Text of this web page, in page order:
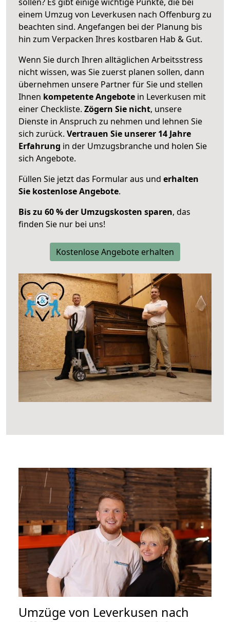
einem Umzug von Leverkusen nach Offenburg zu
beachten sind. Angefangen bei der Planung bis
hin zum Verpacken Ihres kostbaren Hab & Gut.
Wenn Sie durch Ihren alltäglichen Arbeitsstress
nicht wissen, was Sie zuerst planen sollen, dann
übernehmen unsere Partner für Sie und stellen
Ihnen kompetente Angebote in Leverkusen mit
einer Checkliste. Zögern Sie nicht, unsere
Dienste in Anspruch zu nehmen und lehnen Sie
sich zurück. Vertrauen Sie unserer 14 Jahre
Erfahrung in der Umzugsbranche und holen Sie
sich Angebote.
Füllen Sie jetzt das Formular aus und erhalten
Sie kostenlose Angebote.
Bis zu 60 % der Umzugskosten sparen, das
finden Sie nur bei uns!
Kostenlose Angebote erhalten
Umzüge von Leverkusen nach